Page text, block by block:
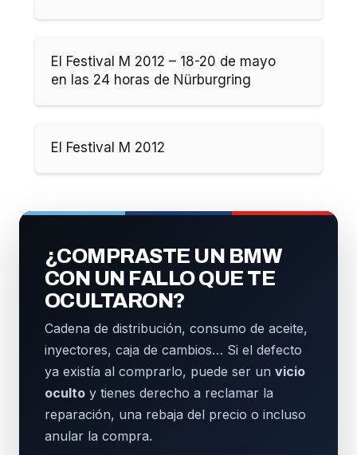
El Festival M 2012 – 18-20 de mayo
en las 24 horas de Nürburgring
El Festival M 2012
¿COMPRASTE UN BMW
CON UN FALLO QUE TE
OCULTARON?
Cadena de distribución, consumo de aceite,
inyectores, caja de cambios… Si el defecto
ya existía al comprarlo, puede ser un vicio
oculto y tienes derecho a reclamar la
reparación, una rebaja del precio o incluso
anular la compra.